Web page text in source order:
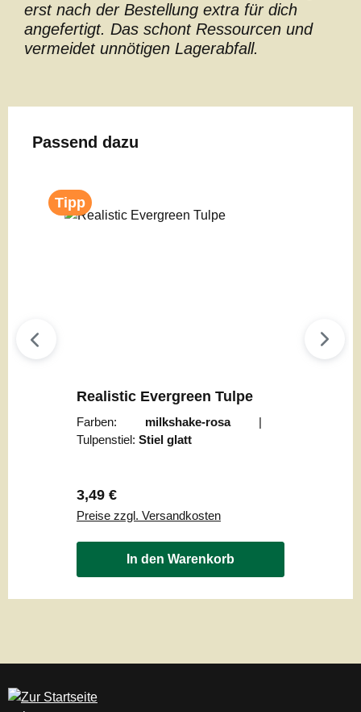
erst nach der Bestellung extra für dich
angefertigt. Das schont Ressourcen und
vermeidet unnötigen Lagerabfall.
Produktgalerie überspringen
Passend dazu
Tipp
Realistic Evergreen Tulpe
Farben: milkshake-rosa |
Tulpenstiel: Stiel glatt
Regulärer Preis:
3,49 €
Preise zzgl. Versandkosten
In den Warenkorb